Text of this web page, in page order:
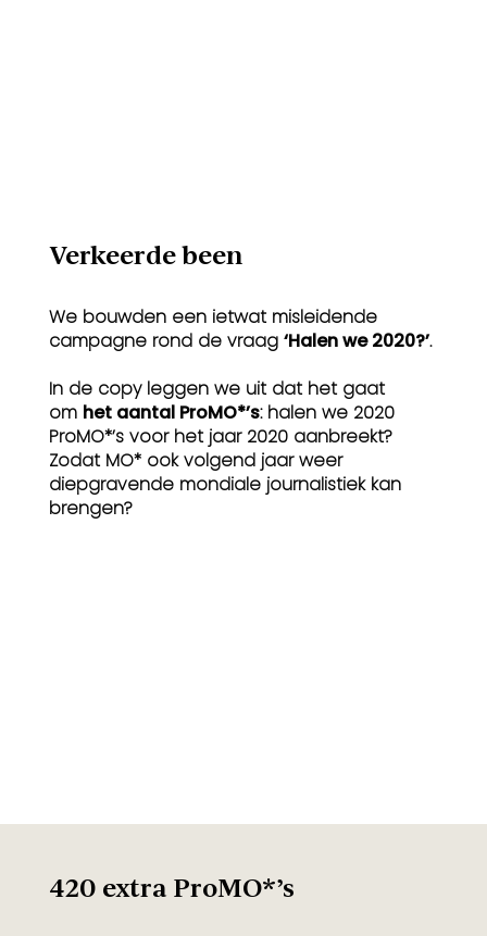
Verkeerde been
We bouwden een ietwat misleidende
campagne rond de vraag ‘Halen we 2020?’.
In de copy leggen we uit dat het gaat
om het aantal ProMO*’s: halen we 2020
ProMO*’s voor het jaar 2020 aanbreekt?
Zodat MO* ook volgend jaar weer
diepgravende mondiale journalistiek kan
brengen?
420 extra ProMO*’s